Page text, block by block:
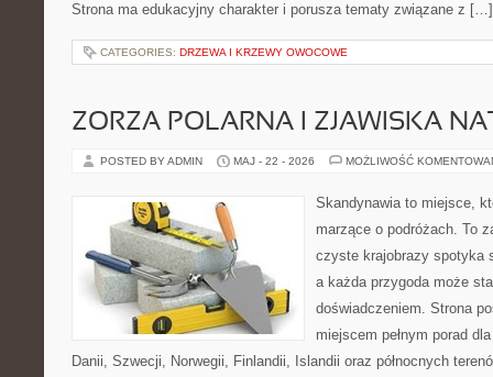
Strona ma edukacyjny charakter i porusza tematy związane z […]
CATEGORIES: DRZEWA I KRZEWY OWOCOWE
ZORZA POLARNA I ZJAWISKA
POSTED BY ADMIN MAJ - 22 - 2026 MOŻLIWOŚĆ
Skandynawia to miejsce,
marzące o podróżach. To
czyste krajobrazy spotyka
a każda przygoda może
doświadczeniem. Strona
miejscem pełnym porad
Danii, Szwecji, Norwegii, Finlandii, Islandii oraz północnych